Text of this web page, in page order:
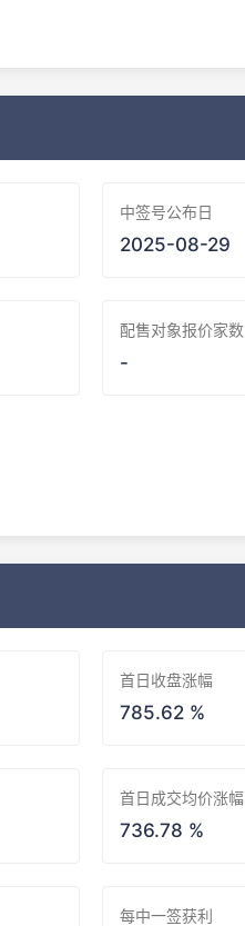
中签号公布日
2025-08-29
配售对象报价家数
-
首日收盘涨幅
785.62 %
首日成交均价涨幅
736.78 %
每中一签获利